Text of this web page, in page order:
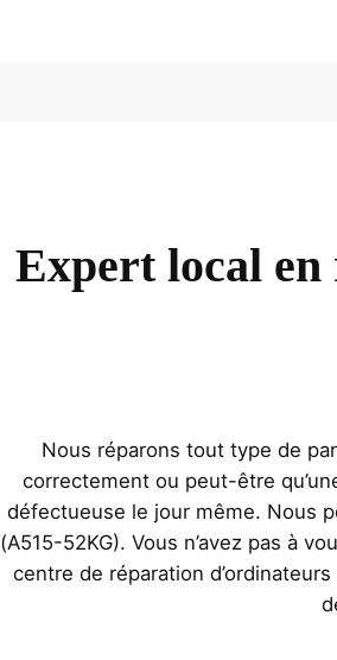
Expert local en
Nous réparons tout type de
correctement ou peut-être
défectueuse le jour même. Nous
(A515-52KG). Vous n’avez pas à
centre de réparation